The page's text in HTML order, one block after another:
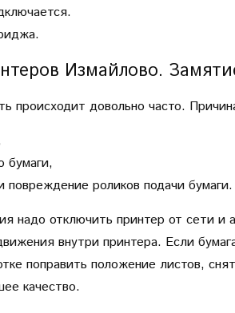
Измайлово.
происходит довольно часто.
бумаги,
повреждение роликов подачи бумаги.
надо отключить принтер от сети и
внутри принтера. Если
поправить положение листов,
качество.